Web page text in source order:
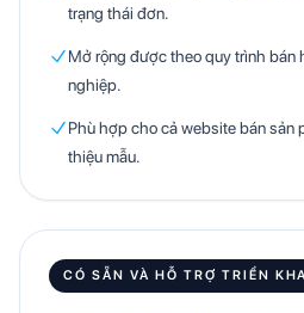
trạng thái đơn.
Mở rộng được theo quy trình bán
nghiệp.
Phù hợp cho cả website bán sản
thiệu mẫu.
CÓ SẴN VÀ HỖ TRỢ TRIỂN